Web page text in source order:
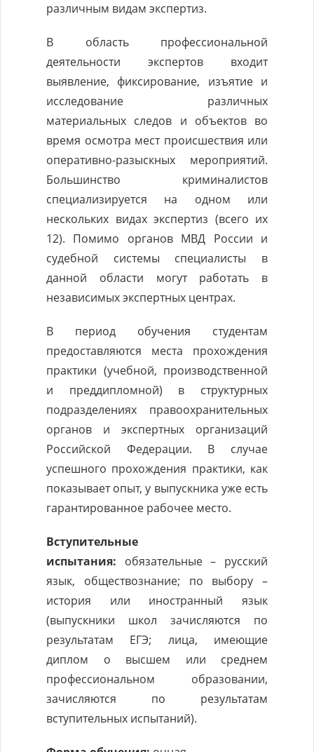
различным видам экспертиз.
В область профессиональной
деятельности экспертов входит
выявление, фиксирование, изъятие и
исследование различных
материальных следов и объектов во
время осмотра мест происшествия или
оперативно-разыскных мероприятий.
Большинство криминалистов
специализируется на одном или
нескольких видах экспертиз (всего их
12). Помимо органов МВД России и
судебной системы специалисты в
данной области могут работать в
независимых экспертных центрах.
В период обучения студентам
предоставляются места прохождения
практики (учебной, производственной
и преддипломной) в структурных
подразделениях правоохранительных
органов и экспертных организаций
Российской Федерации. В случае
успешного прохождения практики, как
показывает опыт, у выпускника уже есть
гарантированное рабочее место.
Вступительные
испытания: обязательные – русский
язык, обществознание; по выбору –
история или иностранный язык
(выпускники школ зачисляются по
результатам ЕГЭ; лица, имеющие
диплом о высшем или среднем
профессиональном образовании,
зачисляются по результатам
вступительных испытаний).